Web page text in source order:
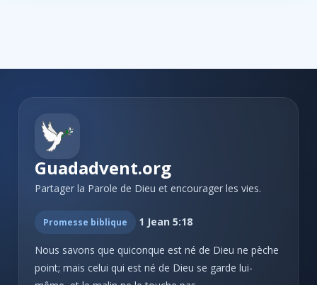
Guadadvent.org
Partager la Parole de Dieu et encourager les vies.
Promesse biblique 1 Jean 5:18
Nous savons que quiconque est né de Dieu ne pèche
point; mais celui qui est né de Dieu se garde lui-